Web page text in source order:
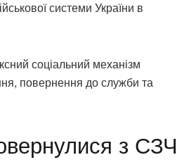
системи України в
соціальний механізм
повернення до служби та
з СЗЧ